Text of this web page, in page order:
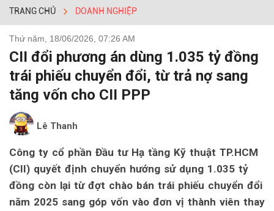
TRANG CHỦ DOANH NGHIỆP
Thứ năm, 18/06/2026, 07:26 AM
CII đổi phương án dùng 1.035 tỷ đồng
trái phiếu chuyển đổi, từ trả nợ sang
tăng vốn cho CII PPP
Lê Thanh
Công ty cổ phần Đầu tư Hạ tầng Kỹ thuật TP.HCM
(CII) quyết định chuyển hướng sử dụng 1.035 tỷ
đồng còn lại từ đợt chào bán trái phiếu chuyển đổi
năm 2025 sang góp vốn vào đơn vị thành viên thay